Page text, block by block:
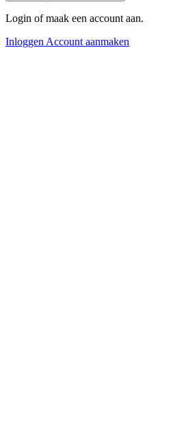
Login of maak een account aan.
Inloggen Account aanmaken